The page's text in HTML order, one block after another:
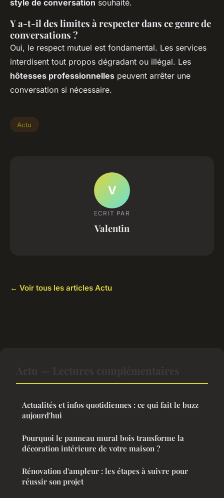
style de conversation souhaité.
Y a-t-il des limites à respecter dans ce genre de
conversations ?
Oui, le respect mutuel est fondamental. Les services
interdisent tout propos dégradant ou illégal. Les
hôtesses professionnelles peuvent arrêter une
conversation si nécessaire.
Actu
V
ECRIT PAR
Valentin
← Voir tous les articles Actu
Actualités et infos quotidiennes : ce qui fait le buzz
aujourd'hui
Pourquoi le panneau mural bois transforme la
décoration intérieure de votre maison ?
Rénovation d'ampleur : les étapes à suivre pour
réussir son projet